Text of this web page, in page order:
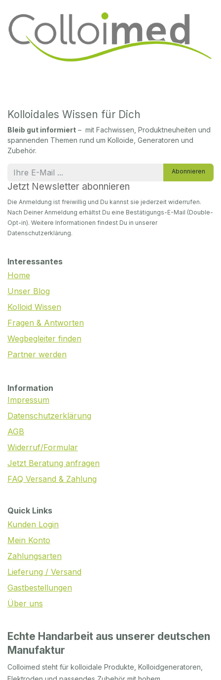
Kolloidales Wissen für Dich
Bleib gut informiert – mit Fachwissen, Produktneuheiten und
spannenden Themen rund um Kolloide, Generatoren und
Zubehör.
Abonnieren
Jetzt Newsletter abonnieren
Die Anmeldung ist freiwillig und Du kannst sie jederzeit widerrufen.
Nach Deiner Anmeldung erhältst Du eine Bestätigungs-E-Mail (Double-
Opt-in). Weitere Informationen findest Du in unserer
Datenschutzerklärung.
Interessantes
Home
Unser Blog
Kolloid Wissen
Fragen & Antworten
Wegbegleiter finden
Partner werden
Information
Impressum
Datenschutzerklärung
AGB
Widerruf/Formular
Jetzt Beratung anfragen
FAQ Versand & Zahlung
Quick Links
Kunden Login
Mein Konto
Zahlungsarten
Lieferung / Versand
Gastbestellungen
Über uns
Echte Handarbeit aus unserer deutschen
Manufaktur
Colloimed steht für kolloidale Produkte, Kolloidgeneratoren,